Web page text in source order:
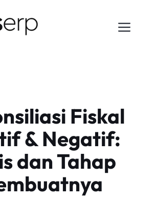
Fiskal
& Negatif:
dan Tahap